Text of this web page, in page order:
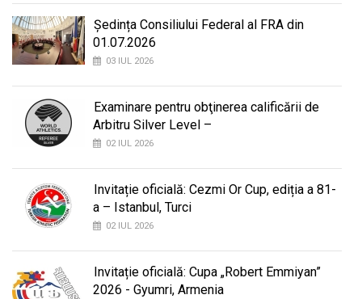
Ședința Consiliului Federal al FRA din
01.07.2026
03 IUL 2026
Examinare pentru obţinerea calificării de
Arbitru Silver Level –
02 IUL 2026
Invitație oficială: Cezmi Or Cup, ediția a 81-
a – Istanbul, Turci
02 IUL 2026
Invitație oficială: Cupa „Robert Emmiyan”
2026 - Gyumri, Armenia